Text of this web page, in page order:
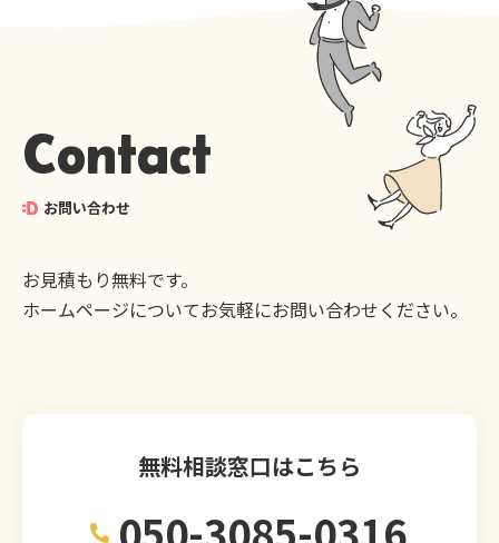
Contact
お問い合わせ
お見積もり無料です。
ホームページについてお気軽にお問い合わせください。
無料相談窓口はこちら